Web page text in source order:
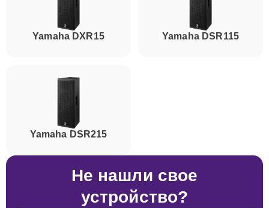
Yamaha DXR15 Yamaha DSR115
Yamaha DSR215
Не нашли свое
устройство?